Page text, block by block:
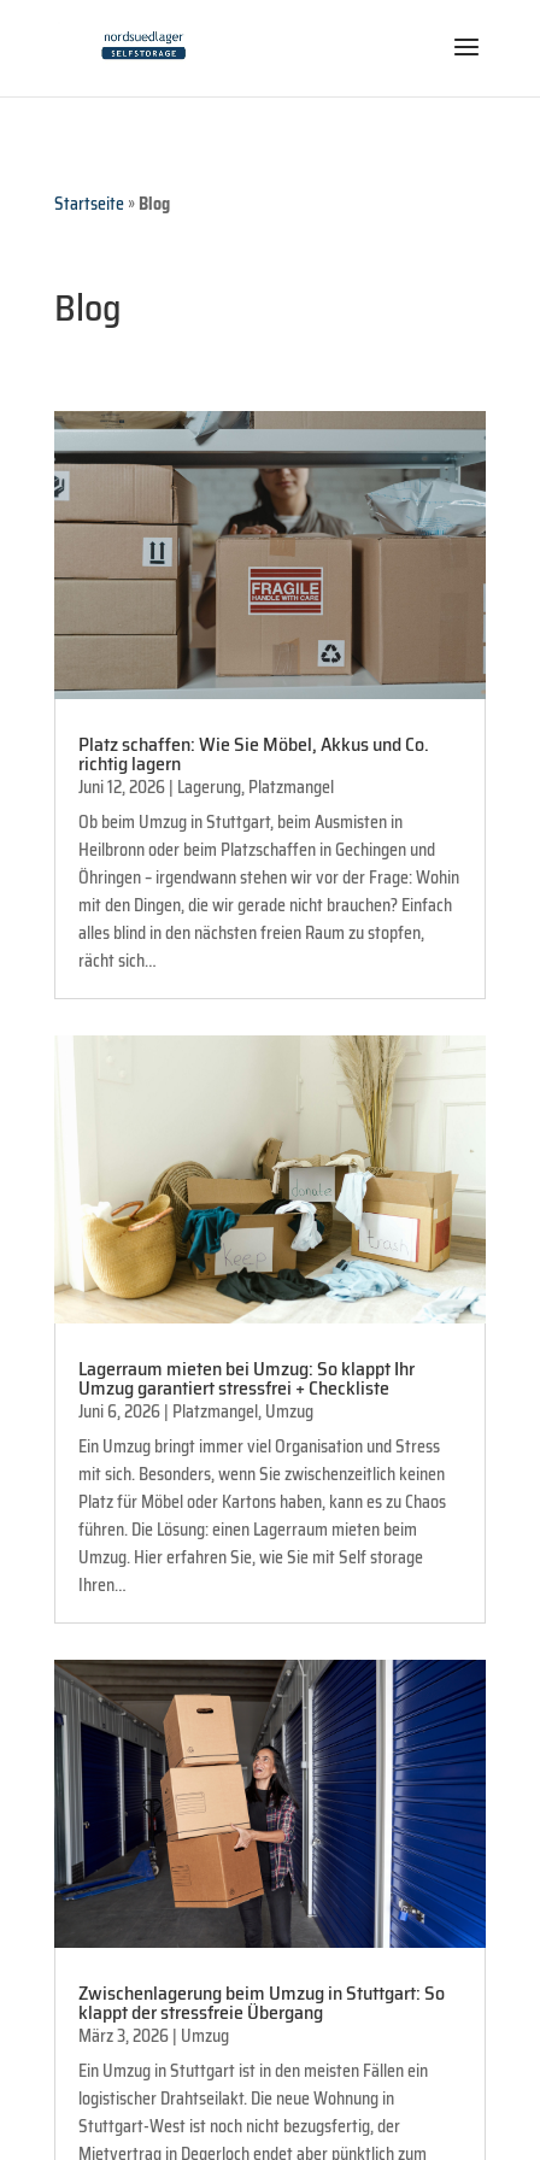
Startseite»Blog
Blog
Platz schaffen: Wie Sie Möbel, Akkus und Co.
richtig lagern
Juni 12, 2026| Lagerung,Platzmangel
Ob beim Umzug in Stuttgart, beim Ausmisten in
Heilbronn oder beim Platzschaffen in Gechingen und
Öhringen – irgendwann stehen wir vor der Frage: Wohin
mit den Dingen, die wir gerade nicht brauchen? Einfach
alles blind in den nächsten freien Raum zu stopfen,
rächt sich…
Lagerraum mieten bei Umzug: So klappt Ihr
Umzug garantiert stressfrei + Checkliste
Juni 6, 2026| Platzmangel,Umzug
Ein Umzug bringt immer viel Organisation und Stress
mit sich. Besonders, wenn Sie zwischenzeitlich keinen
Platz für Möbel oder Kartons haben, kann es zu Chaos
führen. Die Lösung: einen Lagerraum mieten beim
Umzug. Hier erfahren Sie, wie Sie mit Self storage
Ihren…
Zwischenlagerung beim Umzug in Stuttgart: So
klappt der stressfreie Übergang
März 3, 2026| Umzug
Ein Umzug in Stuttgart ist in den meisten Fällen ein
logistischer Drahtseilakt. Die neue Wohnung in
Stuttgart-West ist noch nicht bezugsfertig, der
Mietvertrag in Degerloch endet aber pünktlich zum